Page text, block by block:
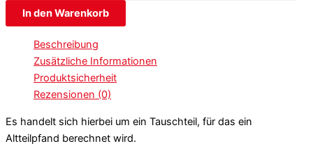
In den Warenkorb
Beschreibung
Zusätzliche Informationen
Produktsicherheit
Rezensionen (0)
Es handelt sich hierbei um ein Tauschteil, für das ein
Altteilpfand berechnet wird.